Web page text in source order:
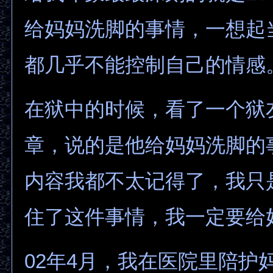
给妈妈洗脚的事情，一想起
都几乎不能控制自己的情感
在狱中的时候，看了一个狱
章，说的是他给妈妈洗脚的
内容我都不太记得了，我只
住了这件事情，我一定要给
02年4月，我在医院里陪护